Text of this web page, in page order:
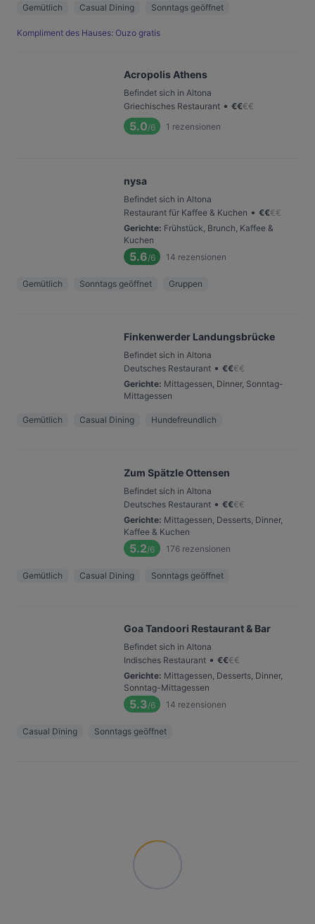
Gemütlich Casual Dining Sonntags geöffnet
Kompliment des Hauses: Ouzo gratis
Acropolis Athens
Befindet sich in Altona
Griechisches Restaurant • €€€€
5.0/6 1 rezensionen
nysa
Befindet sich in Altona
Restaurant für Kaffee & Kuchen • €€€€
Gerichte: Frühstück, Brunch, Kaffee &
Kuchen
5.6/6 14 rezensionen
Gemütlich Sonntags geöffnet Gruppen
Finkenwerder Landungsbrücke
Befindet sich in Altona
Deutsches Restaurant • €€€€
Gerichte: Mittagessen, Dinner, Sonntag-
Mittagessen
Gemütlich Casual Dining Hundefreundlich
Zum Spätzle Ottensen
Befindet sich in Altona
Deutsches Restaurant • €€€€
Gerichte: Mittagessen, Desserts, Dinner,
Kaffee & Kuchen
5.2/6 176 rezensionen
Gemütlich Casual Dining Sonntags geöffnet
Goa Tandoori Restaurant & Bar
Befindet sich in Altona
Indisches Restaurant • €€€€
Gerichte: Mittagessen, Desserts, Dinner,
Sonntag-Mittagessen
5.3/6 14 rezensionen
Casual Dining Sonntags geöffnet